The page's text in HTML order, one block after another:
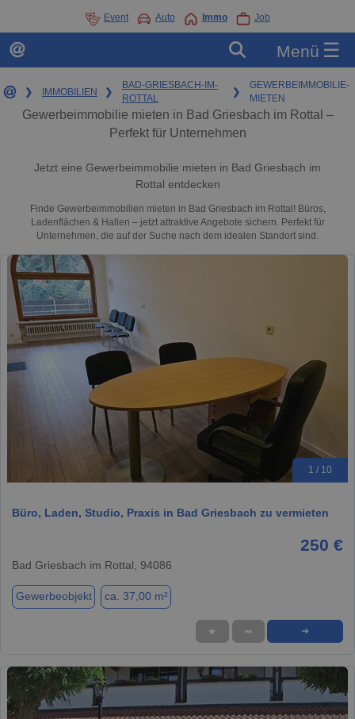
Event Auto Immo Job
Menü ☰
❯ IMMOBILIEN ❯
BAD-GRIESBACH-IM-
ROTTAL
❯
GEWERBEIMMOBILIE-
MIETEN
Gewerbeimmobilie mieten in Bad Griesbach im Rottal –
Perfekt für Unternehmen
Jetzt eine Gewerbeimmobilie mieten in Bad Griesbach im
Rottal entdecken
Finde Gewerbeimmobilien mieten in Bad Griesbach im Rottal! Büros,
Ladenflächen & Hallen – jetzt attraktive Angebote sichern. Perfekt für
Unternehmen, die auf der Suche nach dem idealen Standort sind.
1 / 10
Büro, Laden, Studio, Praxis in Bad Griesbach zu vermieten
250 €
Bad Griesbach im Rottal, 94086
Gewerbeobjekt ca. 37,00 m²
★ ➦ ➜